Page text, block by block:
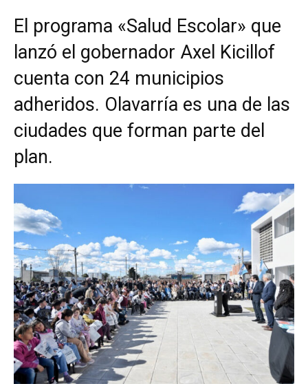
El programa «Salud Escolar» que
lanzó el gobernador Axel Kicillof
cuenta con 24 municipios
adheridos. Olavarría es una de las
ciudades que forman parte del
plan.